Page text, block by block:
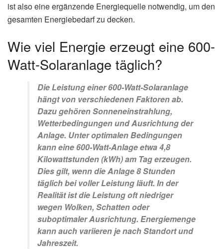
ist also eine ergänzende Energiequelle notwendig, um den
gesamten Energiebedarf zu decken.
Wie viel Energie erzeugt eine 600-
Watt-Solaranlage täglich?
Die Leistung einer 600-Watt-Solaranlage
hängt von verschiedenen Faktoren ab.
Dazu gehören Sonneneinstrahlung,
Wetterbedingungen und Ausrichtung der
Anlage. Unter optimalen Bedingungen
kann eine 600-Watt-Anlage etwa 4,8
Kilowattstunden (kWh) am Tag erzeugen.
Dies gilt, wenn die Anlage 8 Stunden
täglich bei voller Leistung läuft. In der
Realität ist die Leistung oft niedriger
wegen Wolken, Schatten oder
suboptimaler Ausrichtung. Energiemenge
kann auch variieren je nach Standort und
Jahreszeit.